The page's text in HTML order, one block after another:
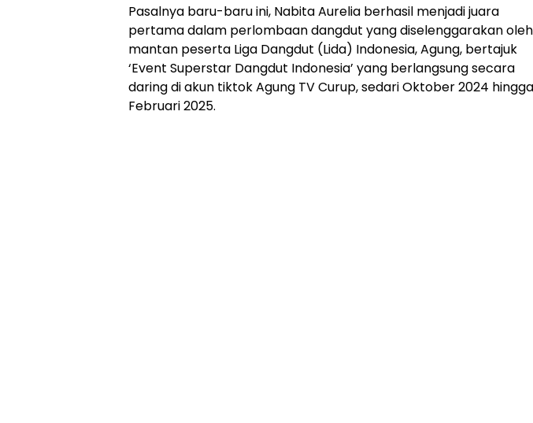
Pasalnya baru-baru ini, Nabita Aurelia berhasil menjadi juara
pertama dalam perlombaan dangdut yang diselenggarakan oleh
mantan peserta Liga Dangdut (Lida) Indonesia, Agung, bertajuk
‘Event Superstar Dangdut Indonesia’ yang berlangsung secara
daring di akun tiktok Agung TV Curup, sedari Oktober 2024 hingga 1